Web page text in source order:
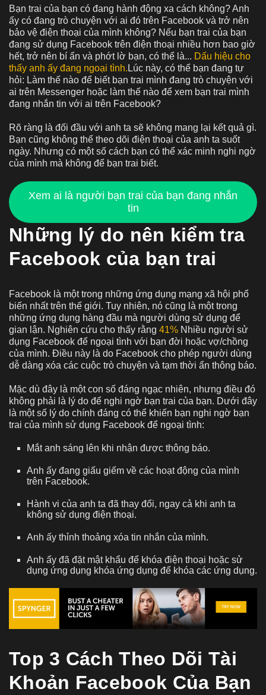
Bạn trai của bạn có đang hành động xa cách không? Anh
ấy có đang trò chuyện với ai đó trên Facebook và trở nên
bảo vệ điện thoại của mình không? Nếu bạn trai của bạn
đang sử dụng Facebook trên điện thoại nhiều hơn bao giờ
hết, trở nên bí ẩn và phớt lờ bạn, có thể là... Dấu hiệu cho
thấy anh ấy đang ngoại tình. Lúc này, có thể bạn đang tự
hỏi: Làm thế nào để biết bạn trai mình đang trò chuyện với
ai trên Messenger hoặc làm thế nào để xem bạn trai mình
đang nhắn tin với ai trên Facebook?
Rõ ràng là đối đầu với anh ta sẽ không mang lại kết quả gì.
Bạn cũng không thể theo dõi điện thoại của anh ta suốt
ngày. Nhưng có một số cách bạn có thể xác minh nghi ngờ
của mình mà không để bạn trai biết.
Xem ai là người bạn trai của bạn đang nhắn
tin
Những lý do nên kiểm tra
Facebook của bạn trai
Facebook là một trong những ứng dụng mạng xã hội phổ
biến nhất trên thế giới. Tuy nhiên, nó cũng là một trong
những ứng dụng hàng đầu mà người dùng sử dụng để
gian lận. Nghiên cứu cho thấy rằng 41% Nhiều người sử
dụng Facebook để ngoại tình với bạn đời hoặc vợ/chồng
của mình. Điều này là do Facebook cho phép người dùng
dễ dàng xóa các cuộc trò chuyện và tạm thời ẩn thông báo.
Mặc dù đây là một con số đáng ngạc nhiên, nhưng điều đó
không phải là lý do để nghi ngờ bạn trai của bạn. Dưới đây
là một số lý do chính đáng có thể khiến bạn nghi ngờ bạn
trai của mình sử dụng Facebook để ngoại tình:
Mắt anh sáng lên khi nhận được thông báo.
Anh ấy đang giấu giếm về các hoạt động của mình
trên Facebook.
Hành vi của anh ta đã thay đổi, ngay cả khi anh ta
không sử dụng điện thoại.
Anh ấy thỉnh thoảng xóa tin nhắn của mình.
Anh ấy đã đặt mật khẩu để khóa điện thoại hoặc sử
dụng ứng dụng khóa ứng dụng để khóa các ứng dụng.
Top 3 Cách Theo Dõi Tài
Khoản Facebook Của Bạn